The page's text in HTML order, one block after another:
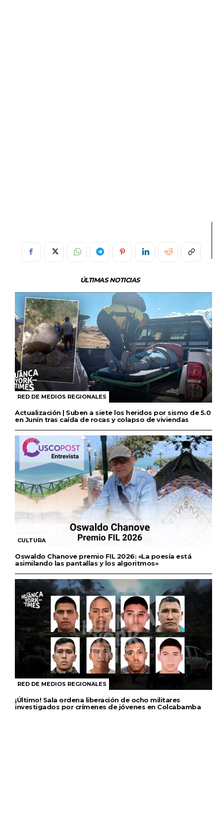
ÚLTIMAS NOTICIAS
RED DE MEDIOS REGIONALES
Actualización | Suben a siete los heridos por sismo de 5.0
en Junín tras caída de rocas y colapso de viviendas
CULTURA
Oswaldo Chanove premio FIL 2026: «La poesía está
asimilando las pantallas y los algoritmos»
RED DE MEDIOS REGIONALES
¡Último! Sala ordena liberación de ocho militares
investigados por crímenes de jóvenes en Colcabamba